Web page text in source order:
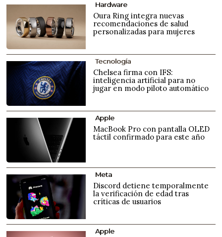
Hardware
Oura Ring integra nuevas
recomendaciones de salud
personalizadas para mujeres
Tecnología
Chelsea firma con IFS:
inteligencia artificial para no
jugar en modo piloto automático
Apple
MacBook Pro con pantalla OLED
táctil confirmado para este año
Meta
Discord detiene temporalmente
la verificación de edad tras
críticas de usuarios
Apple